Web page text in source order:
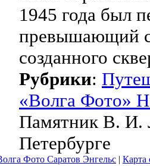
1945 года был
превышающий
созданного
Рубрики:
«Волга Фото»
Памятник В. И.
Петербурге
Фото Саратов Энгельс | Карта